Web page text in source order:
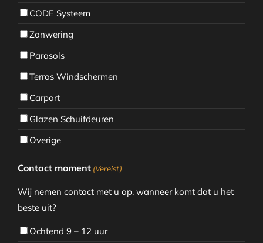
CODE Systeem
Zonwering
Parasols
Terras Windschermen
Carport
Glazen Schuifdeuren
Overige
Contact moment (Vereist)
Wij nemen contact met u op, wanneer komt dat u het
beste uit?
Ochtend 9 – 12 uur